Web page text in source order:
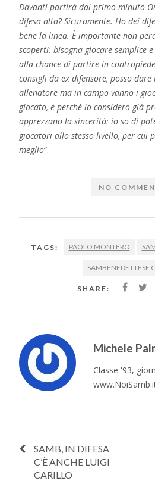
Davanti partirà dal primo minuto
difesa alta? Sicuramente. Ho dei
bene la linea. È importante non
scoperti: bisogna giocare semplice
alla chance di partire in
consigli da ex difensore, posso
allenatore ma in campo vanno i
giocato, è perchè lo considero già
apprezzano la sincerità: io so di
giocatori allo stesso livello, per cui
meglio“.
NO
TAGS: PAOLO MONTERO
SAMBENEDETTESE
SHARE:
Michele
Classe '93,
SAMB, IN DIFESA
C’È ANCHE LUIGI
CARILLO